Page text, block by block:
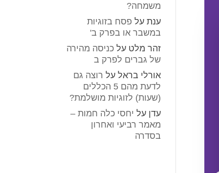
משמחה?
ענת על פסח בזוגיות
במשבר או בפרק ב'
זהר מלט עלכניסה מהירה
של גברים לפרק ב
אורלי בראל על רוצה גם
לדעת מהם 5 הכללים
(שעות) לזוגיות מושלמת?
עדן על יחסי כלה חמות –
מאמר רביעי ואחרון
בסדרה